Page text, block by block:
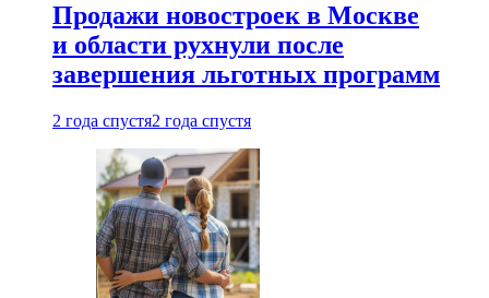
Продажи новостроек в Москве
и области рухнули после
завершения льготных программ
2 года спустя2 года спустя